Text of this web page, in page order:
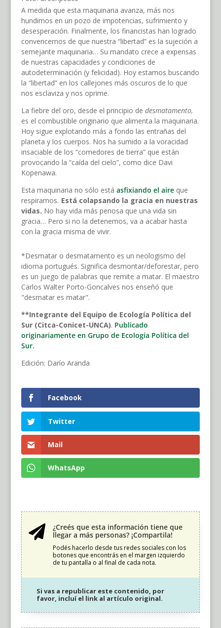
A medida que esta maquinaria avanza, más nos
hundimos en un pozo de impotencias, sufrimiento y
desesperación. Finalmente, los financistas han logrado
convencernos de que nuestra “libertad” es la sujeción a
semejante maquinaria… Su mandato crece a expensas
de nuestras capacidades y condiciones de
autodeterminación (y felicidad). Hoy estamos buscando
la “libertad” en los callejones más oscuros de lo que
nos esclaviza y nos oprime.
La fiebre del oro, desde el principio de desmatamento,
es el combustible originario que alimenta la maquinaria.
Hoy sigue explotando más a fondo las entrañas del
planeta y los cuerpos. Nos ha sumido a la voracidad
insaciable de los “comedores de tierra” que están
provocando la “caída del cielo”, como dice Davi
Kopenawa.
Esta maquinaria no sólo está asfixiando el aireque
respiramos. Está colapsando la gracia en nuestras
vidas. No hay vida más penosa que una vida sin
gracia… Pero si no la detenemos, va a acabar hasta
con la gracia misma de vivir.
*Desmatar o desmatamento es un neologismo del
idioma portugués. Significa desmontar/deforestar, pero
es un juego de palabras que remite a matar. El maestro
Carlos Walter Porto-Goncalves nos enseñó que
"desmatar es matar".
**Integrante del Equipo de Ecología Política del
Sur (Citca-Conicet-UNCA). Publicado
originariamente en Grupo de Ecología Política del
Sur.
Edición: Darío Aranda
Facebook
Twitter
Mail
WhatsApp

¿Creés que esta información tiene que
llegar a más personas? ¡Compartila!
Podés hacerlo desde tus redes sociales con los
botones que encontrás en el margen izquierdo
de tu pantalla o al final de cada nota.
Si vas a republicar este contenido, por
favor, incluí el link al artículo original.